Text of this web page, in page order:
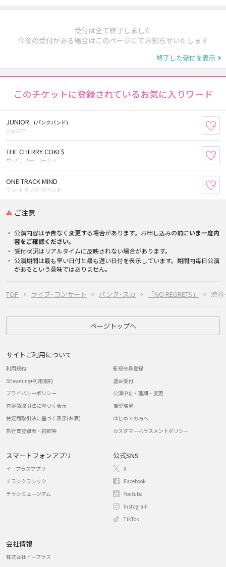
TOP ライブ･コンサート パンク･スカ 「NO REGRETS」 渋谷
受付は全て終了しました
今後の受付がある場合はこのページにてお知らせいたします
終了した受付を表示
このチケットに登録されているお気に入りワード
JUNIOR
(パンクバンド)
ジュニア
THE CHERRY COKE$
ザ･チェリー･コークス
ONE TRACK MIND
ワン･トラック･マインド
ご注意
公演内容は予告なく変更する場合があります。お申し込みの前にいま一度内
容をご確認ください。
受付状況はリアルタイムに反映されない場合があります。
公演期間は最も早い日付と最も遅い日付を表示しています。期間内毎日公演
があるという意味ではありません。
ページトップへ
サイトご利用について
利用規約
Streaming+利用規約
プライバシーポリシー
特定商取引法に基づく表示
特定商取引法に基づく表示(お酒)
旅行業登録表・約款等
新規会員登録
退会受付
公演中止・延期・変更
推奨環境
はじめての方へ
カスタマーハラスメントポリシー
スマートフォンアプリ
イープラスアプリ
チラシクラシック
チラシミュージアム
公式SNS
X
Facebook
Youtube
Instagram
TikTok
会社情報
株式会社イープラス